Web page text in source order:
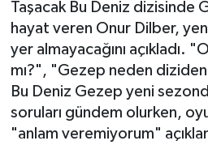
Taşacak Bu Deniz dizisinde
hayat veren Onur Dilber,
yer almayacağını açıkladı.
mı?", "Gezep neden diziden
Bu Deniz Gezep yeni
soruları gündem olurken,
"anlam veremiyorum"
KÜLTÜR SANAT
YAŞAM
LIFE
SARIGÖL
SARUHANLI
SELENDİ
KÖPRÜBAŞI
KULA
SALİHLİ
EKONOMİ
EĞİTİM
KÜLTÜR SANAT